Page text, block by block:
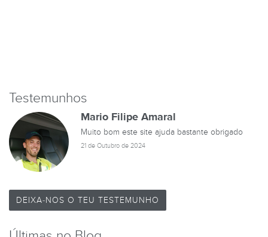
Testemunhos
Mario Filipe Amaral
Muito bom este site ajuda bastante obrigado
21 de Outubro de 2024
DEIXA-NOS O TEU TESTEMUNHO